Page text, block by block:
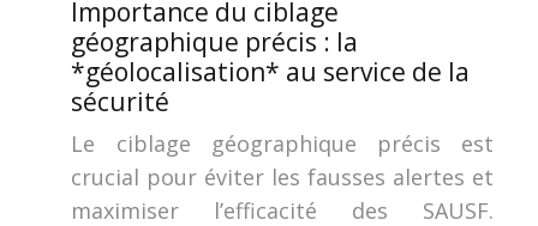
Importance du ciblage
géographique précis : la
*géolocalisation* au service de la
sécurité
Le ciblage géographique précis est
crucial pour éviter les fausses alertes et
maximiser l’efficacité des SAUSF.